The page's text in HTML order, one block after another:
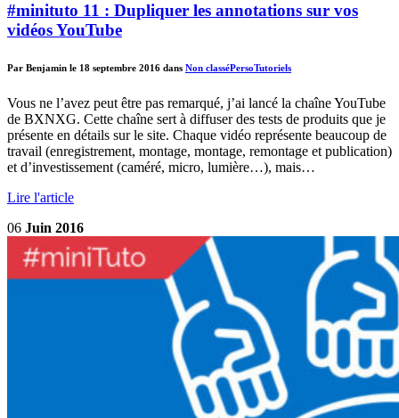
#minituto 11 : Dupliquer les annotations sur vos
vidéos YouTube
Par Benjamin le 18 septembre 2016 dans Non classéPersoTutoriels
Vous ne l’avez peut être pas remarqué, j’ai lancé la chaîne YouTube
de BXNXG. Cette chaîne sert à diffuser des tests de produits que je
présente en détails sur le site. Chaque vidéo représente beaucoup de
travail (enregistrement, montage, montage, remontage et publication)
et d’investissement (caméré, micro, lumière…), mais…
Lire l'article
06 Juin 2016